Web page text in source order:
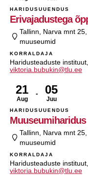
HARIDUSUUENDUS
Erivajadustega
Tallinn, Narva mnt
muuseumid
KORRALDAJA
Haridusteaduste
viktoria.bubukin@tlu.ee
21
Aug
05
Juu
HARIDUSUUENDUS
Muuseumiharidus
Tallinn, Narva mnt
muuseumid
KORRALDAJA
Haridusteaduste
viktoria.bubukin@tlu.ee